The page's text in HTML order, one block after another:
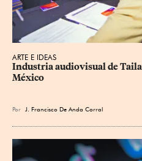
ARTE E IDEAS
Industria audiovisual de
México
Por J. Francisco De Anda Corral